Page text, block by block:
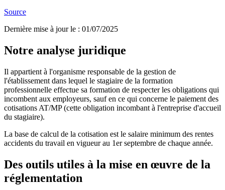
Source
Dernière mise à jour le : 01/07/2025
Notre analyse juridique
Il appartient à l'organisme responsable de la gestion de
l'établissement dans lequel le stagiaire de la formation
professionnelle effectue sa formation de respecter les obligations qui
incombent aux employeurs, sauf en ce qui concerne le paiement des
cotisations AT/MP (cette obligation incombant à l'entreprise d'accueil
du stagiaire).
La base de calcul de la cotisation est le salaire minimum des rentes
accidents du travail en vigueur au 1er septembre de chaque année.
Des outils utiles à la mise en œuvre de la
réglementation